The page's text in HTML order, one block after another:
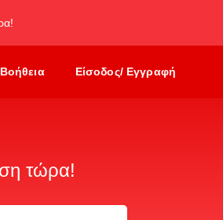
Βοήθεια Είσοδος/ Εγγραφή
τώρα!